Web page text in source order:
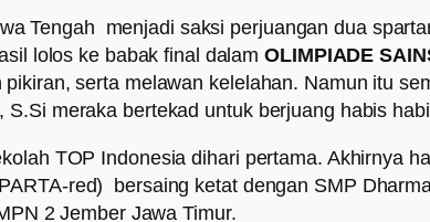
Tengah menjadi saksi perjuangan dua
lolos ke babak final dalamOLIMPIADE
serta melawan kelelahan. Namun itu
meraka bertekad untuk berjuang habis
TOP Indonesia dihari pertama. Akhirnya
red) bersaing ketat dengan SMP
2 Jember Jawa Timur.